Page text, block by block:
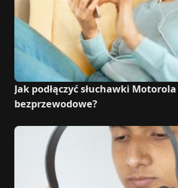
Jak podłączyć słuchawki Motorola
bezprzewodowe?